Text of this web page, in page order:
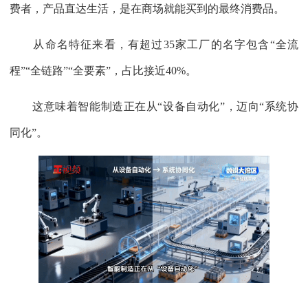
费者，产品直达生活，是在商场就能买到的最终消费品。
从命名特征来看，有超过35家工厂的名字包含“全流
程”“全链路”“全要素”，占比接近40%。
这意味着智能制造正在从“设备自动化”，迈向“系统协
同化”。